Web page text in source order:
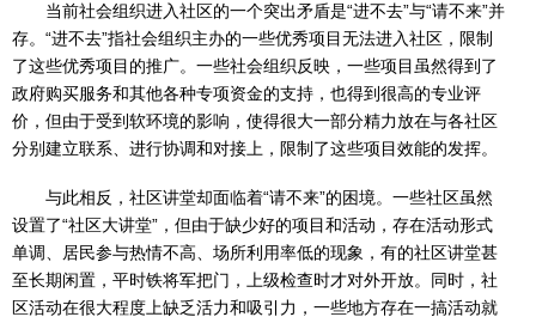
当前社会组织进入社区的一个突出矛盾是“进不去”与“请不来”并
存。“进不去”指社会组织主办的一些优秀项目无法进入社区，限制
了这些优秀项目的推广。一些社会组织反映，一些项目虽然得到了
政府购买服务和其他各种专项资金的支持，也得到很高的专业评
价，但由于受到软环境的影响，使得很大一部分精力放在与各社区
分别建立联系、进行协调和对接上，限制了这些项目效能的发挥。
与此相反，社区讲堂却面临着“请不来”的困境。一些社区虽然
设置了“社区大讲堂”，但由于缺少好的项目和活动，存在活动形式
单调、居民参与热情不高、场所利用率低的现象，有的社区讲堂甚
至长期闲置，平时铁将军把门，上级检查时才对外开放。同时，社
区活动在很大程度上缺乏活力和吸引力，一些地方存在一搞活动就